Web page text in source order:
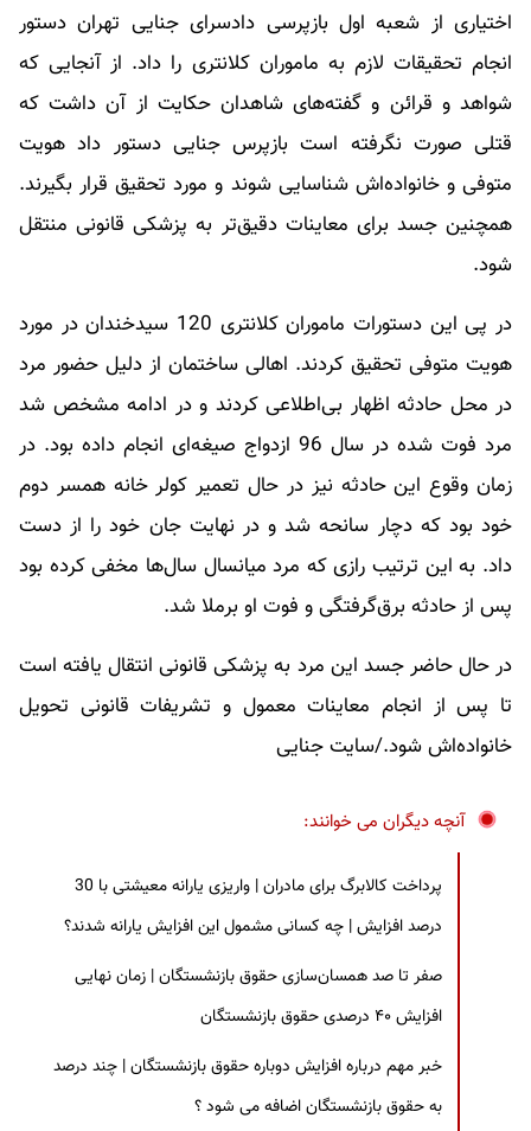
اختیاری از شعبه اول بازپرسی دادسرای جنایی تهران دستور
انجام تحقیقات لازم به ماموران کلانتری را داد. از آنجایی که
شواهد و قرائن و گفته‌های شاهدان حکایت از آن داشت که
قتلی صورت نگرفته است بازپرس جنایی دستور داد هویت
متوفی و خانواده‌اش شناسایی شوند و مورد تحقیق قرار بگیرند.
همچنین جسد برای معاینات دقیق‌تر به پزشکی قانونی منتقل
شود.
در پی این دستورات ماموران کلانتری 120 سیدخندان در مورد
هویت متوفی تحقیق کردند. اهالی ساختمان از دلیل حضور مرد
در محل حادثه اظهار بی‌اطلاعی کردند و در ادامه مشخص شد
مرد فوت شده در سال 96 ازدواج صیغه‌ای انجام داده بود. در
زمان وقوع این حادثه نیز در حال تعمیر کولر خانه همسر دوم
خود بود که دچار سانحه شد و در نهایت جان خود را از دست
داد. به این ترتیب رازی که مرد میانسال سال‌ها مخفی کرده بود
پس از حادثه برق‌گرفتگی و فوت او برملا شد.
در حال حاضر جسد این مرد به پزشکی قانونی انتقال یافته است
تا پس از انجام معاینات معمول و تشریفات قانونی تحویل
خانواده‌اش شود./سایت جنایی
آنچه دیگران می خوانند:
پرداخت کالابرگ برای مادران | واریزی یارانه معیشتی با 30
درصد افزایش | چه کسانی مشمول این افزایش یارانه شدند؟
صفر تا صد همسان‌سازی حقوق بازنشستگان | زمان نهایی
افزایش ۴۰ درصدی حقوق بازنشستگان
خبر مهم درباره افزایش دوباره حقوق بازنشستگان | چند درصد
به حقوق بازنشستگان اضافه می شود ؟